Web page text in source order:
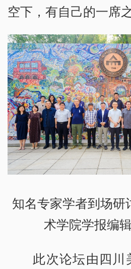
空下，有自己的一席
知名专家学者到场研
术学院学报编
此次论坛由四川